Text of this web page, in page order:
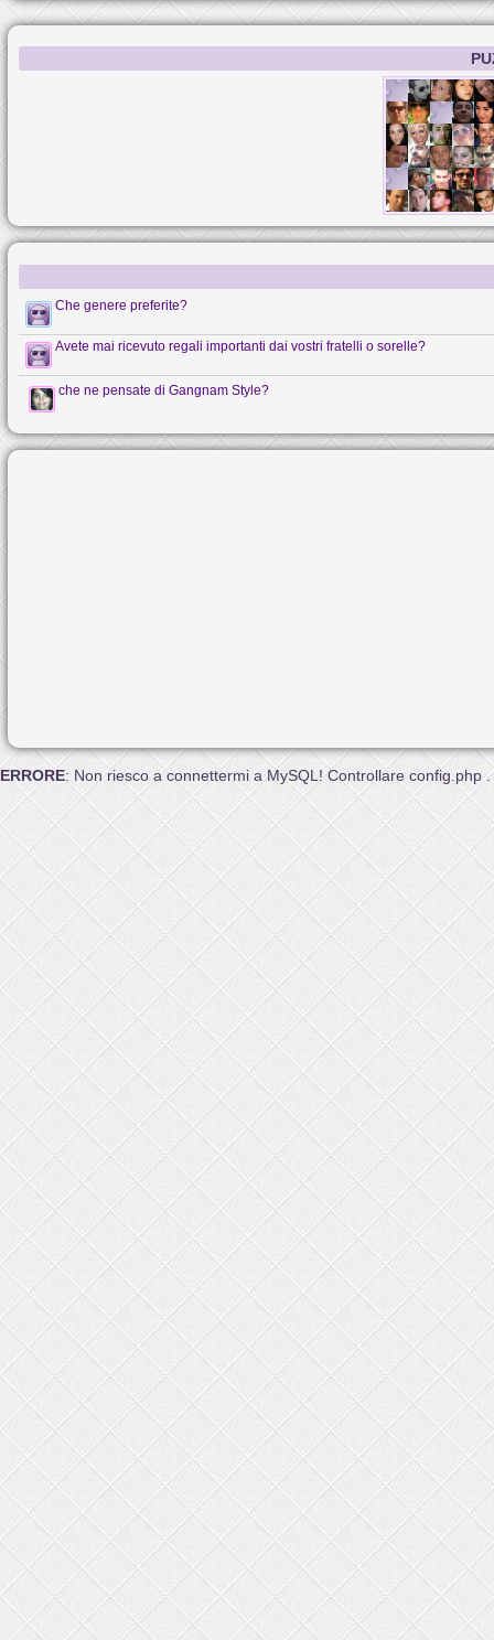
Che genere preferite?
Avete mai ricevuto regali importanti dai vostri fratelli o sorelle?
che ne pensate di Gangnam Style?
ERRORE: Non riesco a connettermi a MySQL! Controllare config.php .